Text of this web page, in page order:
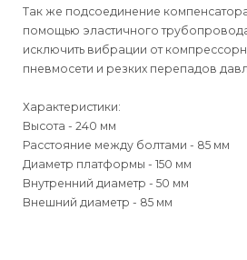
Так же подсоединение
помощью эластичного
исключить вибрации от
пневмосети и резких перепадов
Характеристики:
Высота - 240 мм
Расстояние между болтами - 85 мм
Диаметр платформы - 150 мм
Внутренний диаметр - 50 мм
Внешний диаметр - 85 мм